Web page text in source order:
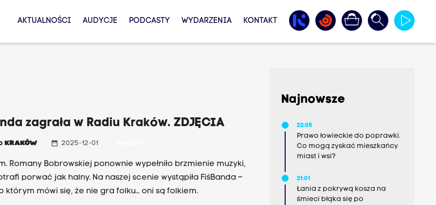
AKTUALNOŚCI AUDYCJE PODCASTY WYDARZENIA KONTAKT
zagrała w Radiu Kraków. ZDJĘCIA
KRAKÓW date_range 2025-12-01
Romany Bobrowskiej ponownie wypełniło brzmienie muzyki,
porwać jak halny. Na naszej scenie wystąpiła FiśBanda –
którym mówi się, że nie gra folku… oni są folkiem.
Najnowsze
22:05
Prawo łowieckie do poprawki.
Co mogą zyskać mieszkańcy
miast i wsi?
21:01
Łania z pokrywą kosza na
śmieci błąka się po